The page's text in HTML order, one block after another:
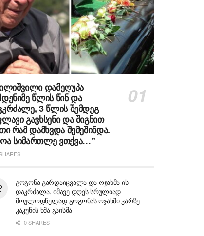
დამეღუპა
წლის წინ და
3 წლის შემდეგ
გავხსენი და შიგნით
რამ დამხვდა შემეშინდა.
სიმართლე ვთქვა…”
გოგონა გარდაიცვალა და ოჯახმა ის
დაკრძალა, იმავე დღეს სრულიად
მოულოდნელად გოგონას ოჯახში კარზე
კაკუნის ხმა გაისმა
0 SHARES